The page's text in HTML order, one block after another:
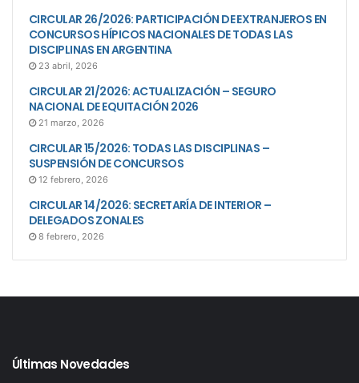
CIRCULAR 26/2026: PARTICIPACIÓN DE EXTRANJEROS EN
CONCURSOS HÍPICOS NACIONALES DE TODAS LAS
DISCIPLINAS EN ARGENTINA
23 abril, 2026
CIRCULAR 21/2026: ACTUALIZACIÓN – SEGURO
NACIONAL DE EQUITACIÓN 2026
21 marzo, 2026
CIRCULAR 15/2026: TODAS LAS DISCIPLINAS –
SUSPENSIÓN DE CONCURSOS
12 febrero, 2026
CIRCULAR 14/2026: SECRETARÍA DE INTERIOR –
DELEGADOS ZONALES
8 febrero, 2026
Últimas Novedades